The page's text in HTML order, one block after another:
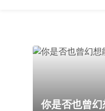
你是否也曾